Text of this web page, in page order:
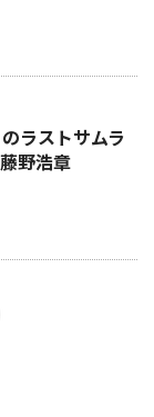
ラストサムラ
野浩章